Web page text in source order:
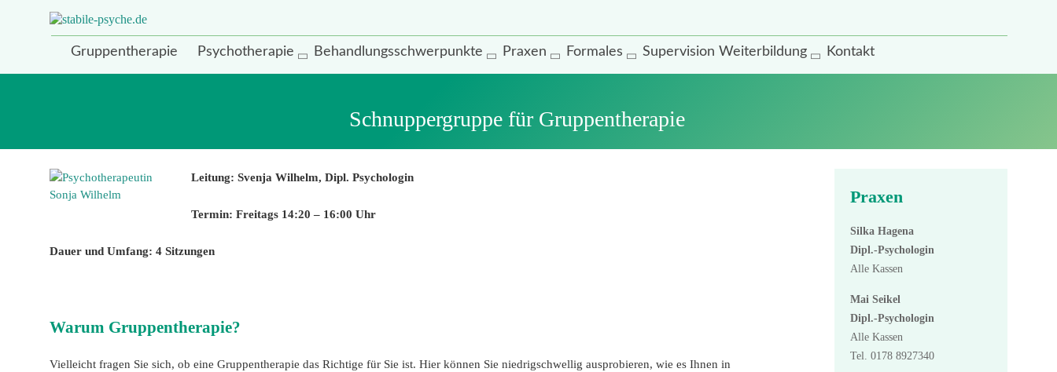
stabile-
psyche.de
Praxen für
Psychotherapie
Gruppentherapie Psychotherapie Behandlungsschwerpunkte Praxen Formales Supervision Weiterbildung Kontakt
Schnuppergruppe für Gruppentherapie
Leitung: Svenja Wilhelm, Dipl. Psychologin
Termin: Freitags 14:20 – 16:00 Uhr
Dauer und Umfang: 4 Sitzungen
Warum Gruppentherapie?
Vielleicht fragen Sie sich, ob eine Gruppentherapie das Richtige für Sie ist. Hier können Sie niedrigschwellig ausprobieren, wie es Ihnen in
Praxen
Silka Hagena
Dipl.-Psychologin
Alle Kassen
Mai Seikel
Dipl.-Psychologin
Alle Kassen
Tel. 0178 8927340